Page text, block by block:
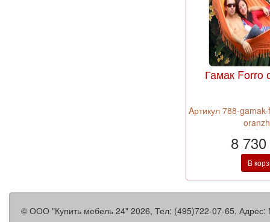
Гамак Forro
Aртикул 788-
8
В
© ООО "Купить мебель 24" 2026, Тел: (495)722-07-65, Адрес: